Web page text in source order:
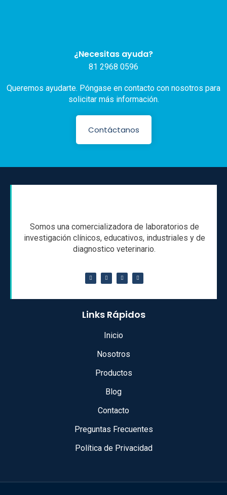
¿Necesitas ayuda?
81 2968 0596
Queremos ayudarte. Póngase en contacto con nosotros para
solicitar más información.
Contáctanos
Somos una comercializadora de laboratorios de
investigación clínicos, educativos, industriales y de
diagnostico veterinario.
Links Rápidos
Inicio
Nosotros
Productos
Blog
Contacto
Preguntas Frecuentes
Política de Privacidad